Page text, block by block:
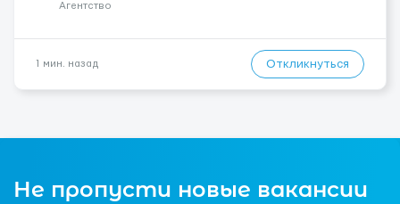
Агентство
1 мин. назад Откликнуться
Не пропусти новые вакансии